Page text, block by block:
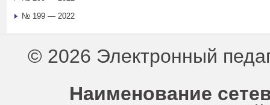
№ 199 — 2022
© 2026 Электронный
Наименование